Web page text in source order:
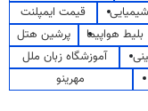
قیمت ایمپلنت
بلیط هواپیما
پرشین هتل
آموزشگاه زبان ملل
مهرینو